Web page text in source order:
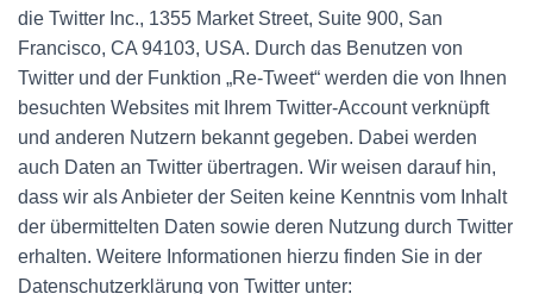
die Twitter Inc., 1355 Market Street, Suite 900, San
Francisco, CA 94103, USA. Durch das Benutzen von
Twitter und der Funktion „Re-Tweet“ werden die von Ihnen
besuchten Websites mit Ihrem Twitter-Account verknüpft
und anderen Nutzern bekannt gegeben. Dabei werden
auch Daten an Twitter übertragen. Wir weisen darauf hin,
dass wir als Anbieter der Seiten keine Kenntnis vom Inhalt
der übermittelten Daten sowie deren Nutzung durch Twitter
erhalten. Weitere Informationen hierzu finden Sie in der
Datenschutzerklärung von Twitter unter: